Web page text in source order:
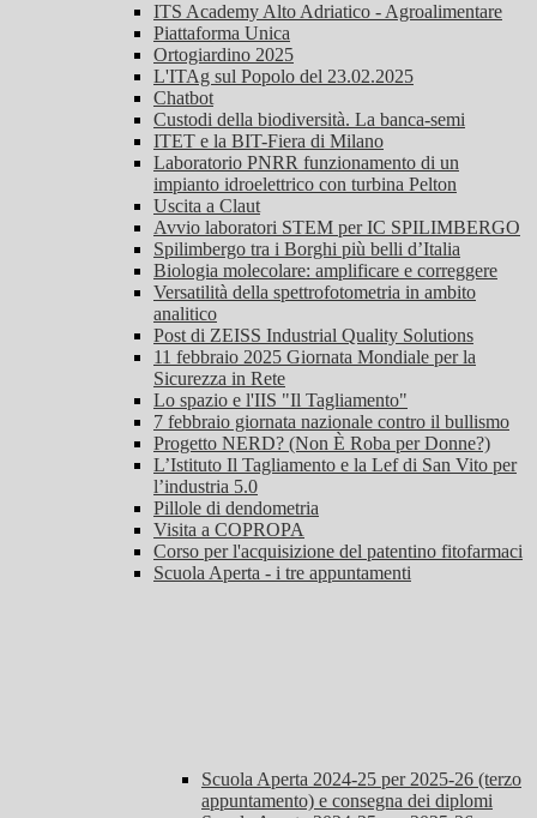
ITS Academy Alto Adriatico - Agroalimentare
Piattaforma Unica
Ortogiardino 2025
L'ITAg sul Popolo del 23.02.2025
Chatbot
Custodi della biodiversità. La banca-semi
ITET e la BIT-Fiera di Milano
Laboratorio PNRR funzionamento di un
impianto idroelettrico con turbina Pelton
Uscita a Claut
Avvio laboratori STEM per IC SPILIMBERGO
Spilimbergo tra i Borghi più belli d’Italia
Biologia molecolare: amplificare e correggere
Versatilità della spettrofotometria in ambito
analitico
Post di ZEISS Industrial Quality Solutions
11 febbraio 2025 Giornata Mondiale per la
Sicurezza in Rete
Lo spazio e l'IIS "Il Tagliamento"
7 febbraio giornata nazionale contro il bullismo
Progetto NERD? (Non È Roba per Donne?)
L’Istituto Il Tagliamento e la Lef di San Vito per
l’industria 5.0
Pillole di dendometria
Visita a COPROPA
Corso per l'acquisizione del patentino fitofarmaci
Scuola Aperta - i tre appuntamenti
Scuola Aperta 2024-25 per 2025-26 (terzo
appuntamento) e consegna dei diplomi